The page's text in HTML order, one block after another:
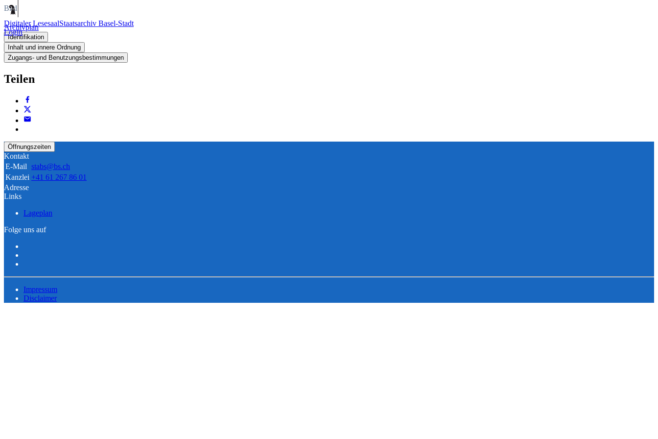
Digitaler LesesaalStaatsarchiv Basel-Stadt
Login
Bild
Archivplan
Identifikation
Inhalt und innere Ordnung
Zugangs- und Benutzungsbestimmungen
Teilen
Öffnungszeiten
Kontakt
E-Mail stabs@bs.ch
Kanzlei +41 61 267 86 01
Adresse
Links
Lageplan
Folge uns auf
Impressum
Disclaimer